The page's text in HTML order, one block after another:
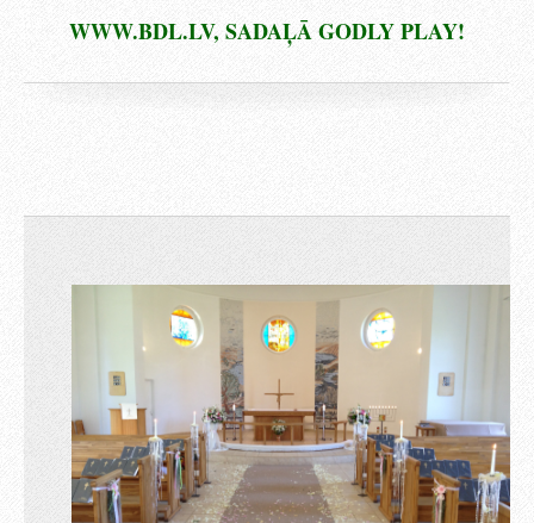
WWW.BDL.LV, SADAĻĀ GODLY PLAY!